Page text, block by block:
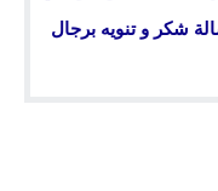
شكر و تنويه برجال